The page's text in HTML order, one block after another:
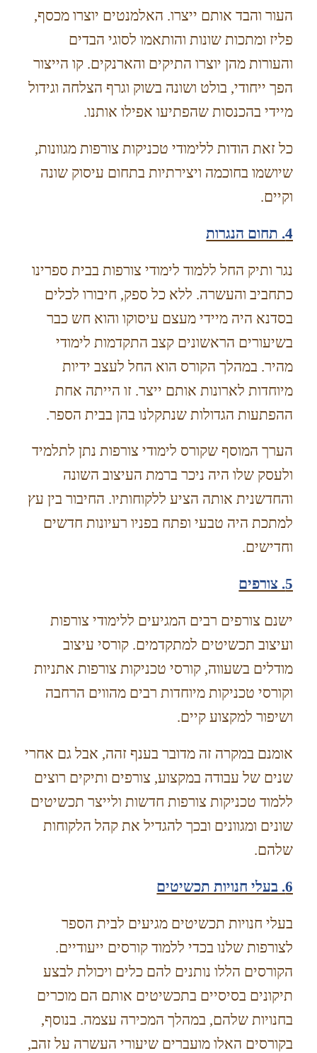
העור והבד אותם ייצרו. האלמנטים יוצרו מכסף,
פליז ומתכות שונות והותאמו לסוגי הבדים
והעורות מהן יוצרו התיקים והארנקים. קו הייצור
הפך ייחודי, בולט ושונה בשוק וגרף הצלחה וגידול
מיידי בהכנסות שהפתיעו אפילו אותנו.
כל זאת הודות ללימודי טכניקות צורפות מגוונות,
שיושמו בחוכמה ויצירתיות בתחום עיסוק שונה
וקיים.
4. תחום הנגרות
נגר ותיק החל ללמוד לימודי צורפות בבית ספרינו
כתחביב והעשרה. ללא כל ספק, חיבורו לכלים
בסדנא היה מיידי מעצם עיסוקו והוא חש כבר
בשיעורים הראשונים קצב התקדמות לימודי
מהיר. במהלך הקורס הוא החל לעצב ידיות
מיוחדות לארונות אותם ייצר. זו הייתה אחת
ההפתעות הגדולות שנתקלנו בהן בבית הספר.
הערך המוסף שקורס לימודי צורפות נתן לתלמיד
ולעסק שלו היה ניכר ברמת העיצוב השונה
והחדשנית אותה הציע ללקוחותיו. החיבור בין עץ
למתכת היה טבעי ופתח בפניו רעיונות חדשים
וחדישים.
5. צורפים
ישנם צורפים רבים המגיעים ללימודי צורפות
ועיצוב תכשיטים למתקדמים. קורסי עיצוב
מודלים בשעווה, קורסי טכניקות צורפות אתניות
וקורסי טכניקות מיוחדות רבים מהווים הרחבה
ושיפור למקצוע קיים.
אומנם במקרה זה מדובר בענף זהה, אבל גם אחרי
שנים של עבודה במקצוע, צורפים ותיקים רוצים
ללמוד טכניקות צורפות חדשות ולייצר תכשיטים
שונים ומגוונים ובכך להגדיל את קהל הלקוחות
שלהם.
6. בעלי חנויות תכשיטים
בעלי חנויות תכשיטים מגיעים לבית הספר
לצורפות שלנו בכדי ללמוד קורסים ייעודיים.
הקורסים הללו נותנים להם כלים ויכולת לבצע
תיקונים בסיסיים בתכשיטים אותם הם מוכרים
בחנויות שלהם, במהלך המכירה עצמה. בנוסף,
בקורסים האלו מועברים שיעורי העשרה על זהב,